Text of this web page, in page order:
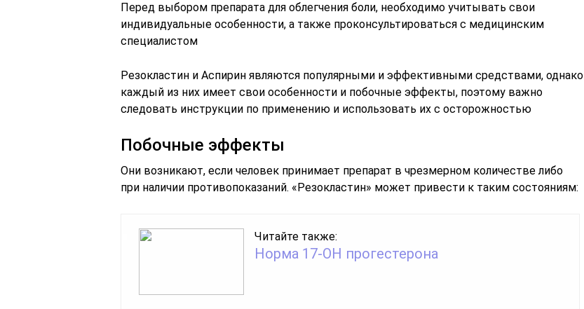
Перед выбором препарата для облегчения боли, необходимо учитывать свои
индивидуальные особенности, а также проконсультироваться с медицинским
специалистом
Резокластин и Аспирин являются популярными и эффективными средствами, однако
каждый из них имеет свои особенности и побочные эффекты, поэтому важно
следовать инструкции по применению и использовать их с осторожностью
Побочные эффекты
Они возникают, если человек принимает препарат в чрезмерном количестве либо
при наличии противопоказаний. «Резокластин» может привести к таким состояниям:
Читайте также:
Норма 17-ОН прогестерона